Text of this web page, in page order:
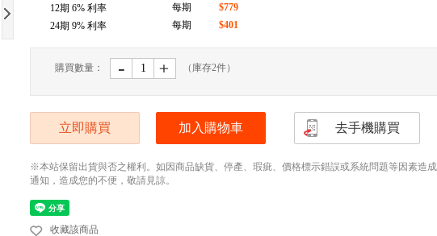
12期 6% 利率 每期
$779
24期 9% 利率 每期 $401
購買數量： - ﹢ （庫存2件）
立即購買 加入購物車 去手機購買
※本站保留出貨與否之權利。如因商品缺貨、停產、瑕疵、價格標示錯誤或系統問題等因素造
通知，造成您的不便，敬請見諒。
收藏該商品